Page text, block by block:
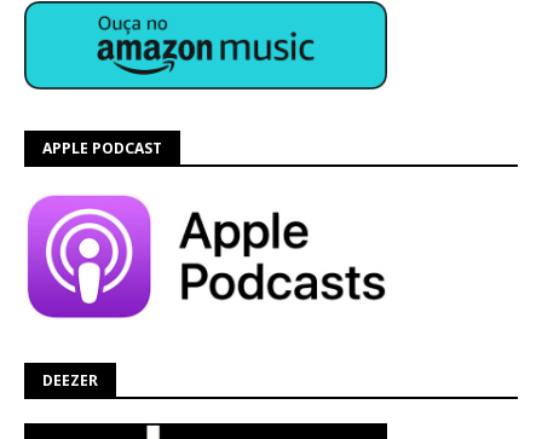
APPLE PODCAST
DEEZER